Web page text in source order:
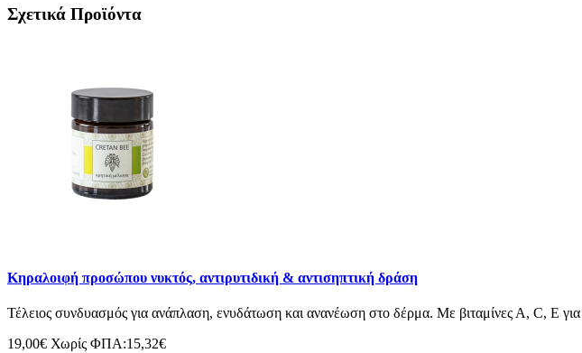
Σχετικά Προϊόντα
Κηραλοιφή προσώπου νυκτός, αντιρυτιδική & αντισηπτική δράση
Τέλειος συνδυασμός για ανάπλαση, ενυδάτωση και ανανέωση στο δέρμα. Με βιταμίνες Α, C, E για
19,00€ Χωρίς ΦΠΑ:15,32€